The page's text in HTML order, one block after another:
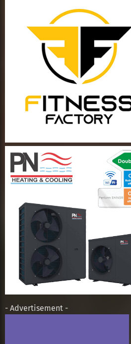
- Advertisement -